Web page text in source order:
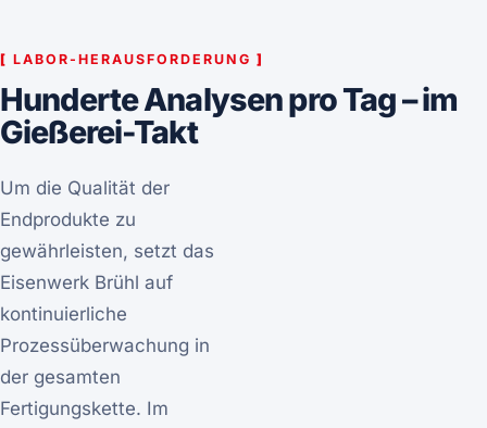
[ LABOR-HERAUSFORDERUNG ]
Hunderte Analysen pro Tag – im
Gießerei-Takt
Um die Qualität der
Endprodukte zu
gewährleisten, setzt das
Eisenwerk Brühl auf
kontinuierliche
Prozessüberwachung in
der gesamten
Fertigungskette. Im